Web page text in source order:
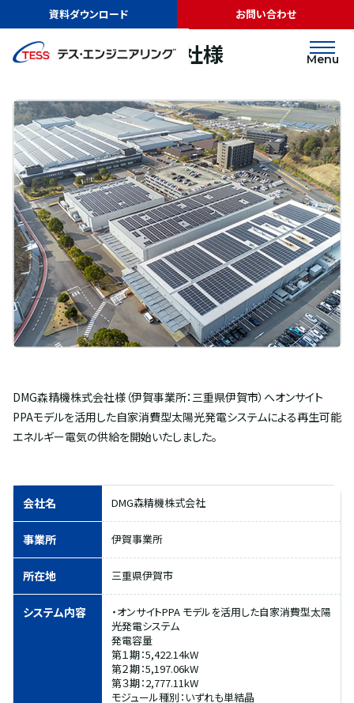
資料ダウンロード お問い合わせ
Menu
実績紹介 DMG森精機株式会社様
オンサイトPPA 屋根
DMG森精機株式会社様
DMG森精機株式会社様（伊賀事業所：三重県伊賀市）へオンサイト
PPAモデルを活用した自家消費型太陽光発電システムによる再生可能
エネルギー電気の供給を開始いたしました。
会社名 DMG森精機株式会社
事業所 伊賀事業所
所在地 三重県伊賀市
システム内容
・オンサイトPPA モデルを活用した自家消費型太陽
光発電システム
発電容量
第１期：5,422.14kW
第２期：5,197.06kW
第３期：2,777.11kW
モジュール種別：いずれも単結晶